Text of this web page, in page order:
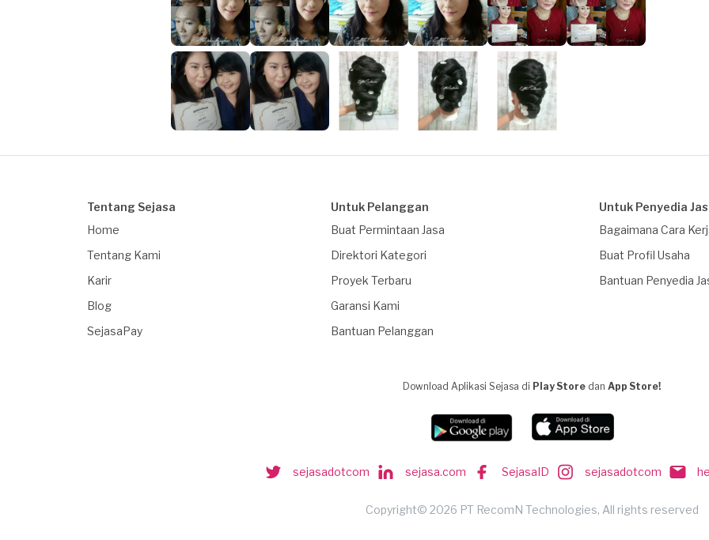
Tentang Sejasa
Home
Tentang Kami
Karir
Blog
SejasaPay
Untuk Pelanggan
Buat Permintaan Jasa
Direktori Kategori
Proyek Terbaru
Garansi Kami
Bantuan Pelanggan
Untuk Penyedia
Bagaimana Cara
Buat Profil Usaha
Bantuan Penyedia
Download Aplikasi Sejasa di Play Store dan App Store!
sejasadotcom sejasa.com SejasaID sejasadotcom
Copyright© 2026 PT RecomN Technologies, All rights reserved